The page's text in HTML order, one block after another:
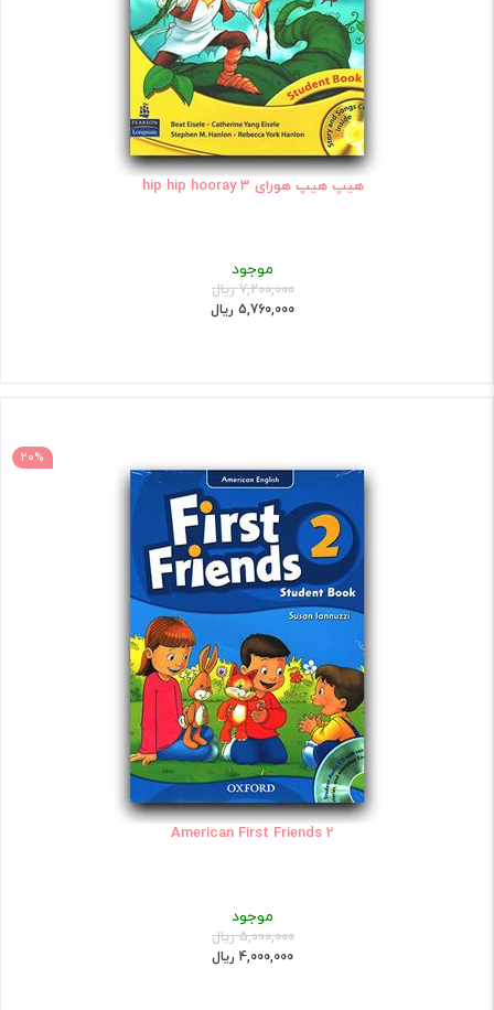
هیپ هیپ هورای hip hip hooray 3
موجود
7,200,000 ریال
5,760,000 ریال
20%
American First Friends 2
موجود
5,000,000 ریال
4,000,000 ریال